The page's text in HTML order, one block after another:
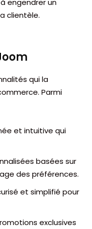
engendrer un
clientèle.
qui la
Parmi
et intuitive qui
basées sur
des préférences.
et simplifié pour
exclusives